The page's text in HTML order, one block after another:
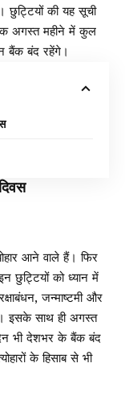
छुट्टियों की यह सूची
अगस्त महीने में कुल
बैंक बंद रहेंगे।
आने वाले हैं। फिर
छुट्टियों को ध्यान में
जन्माष्टमी और
इसके साथ ही अगस्त
भी देशभर के बैंक बंद
के हिसाब से भी